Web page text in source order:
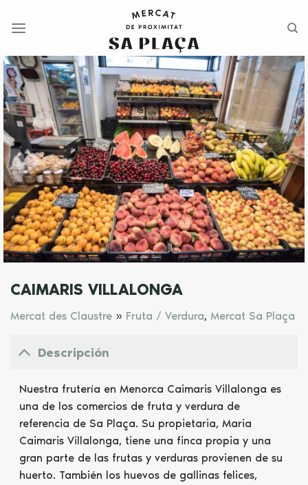
CAIMARIS VILLALONGA
Mercat des Claustre » Fruta / Verdura, Mercat Sa Plaça
Descripción
Nuestra frutería en Menorca Caimaris Villalonga es
una de los comercios de fruta y verdura de
referencia de Sa Plaça. Su propietaria, Maria
Caimaris Villalonga, tiene una finca propia y una
gran parte de las frutas y verduras provienen de su
huerto. También los huevos de gallinas felices,